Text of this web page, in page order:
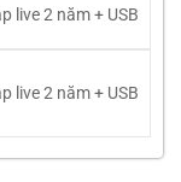
live 2 năm + USB
live 2 năm + USB